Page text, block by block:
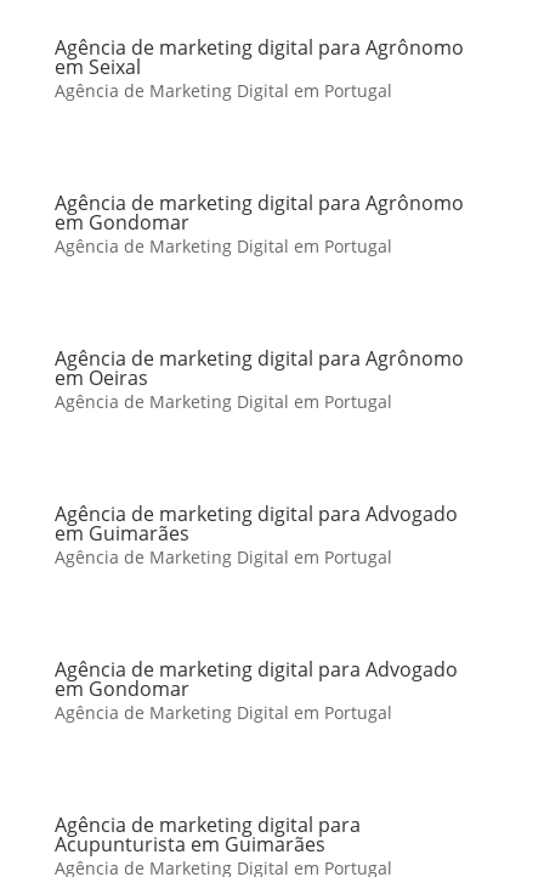
Agência de marketing digital para Agrônomo
em Seixal
Agência de Marketing Digital em Portugal
Agência de marketing digital para Agrônomo
em Gondomar
Agência de Marketing Digital em Portugal
Agência de marketing digital para Agrônomo
em Oeiras
Agência de Marketing Digital em Portugal
Agência de marketing digital para Advogado
em Guimarães
Agência de Marketing Digital em Portugal
Agência de marketing digital para Advogado
em Gondomar
Agência de Marketing Digital em Portugal
Agência de marketing digital para
Acupunturista em Guimarães
Agência de Marketing Digital em Portugal